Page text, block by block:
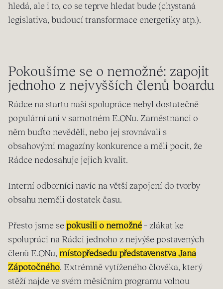
hledá, ale i to, co se teprve hledat bude (chystaná
legislativa, budoucí transformace energetiky atp.).
Pokoušíme se o nemožné: zapojit
jednoho z nejvyšších členů boardu
Rádce na startu naší spolupráce nebyl dostatečně
populární ani v samotném E.ONu. Zaměstnanci o
něm buďto nevěděli, nebo jej srovnávali s
obsahovými magazíny konkurence a měli pocit, že
Rádce nedosahuje jejich kvalit.
Interní odborníci navíc na větší zapojení do tvorby
obsahu neměli dostatek času.
Přesto jsme se pokusili o nemožné – zlákat ke
spolupráci na Rádci jednoho z nejvýše postavených
členů E.ONu, místopředsedu představenstva Jana
Zápotočného. Extrémně vytíženého člověka, který
stěží najde ve svém měsíčním programu volnou